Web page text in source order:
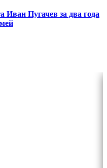
Иван Пугачев за два года